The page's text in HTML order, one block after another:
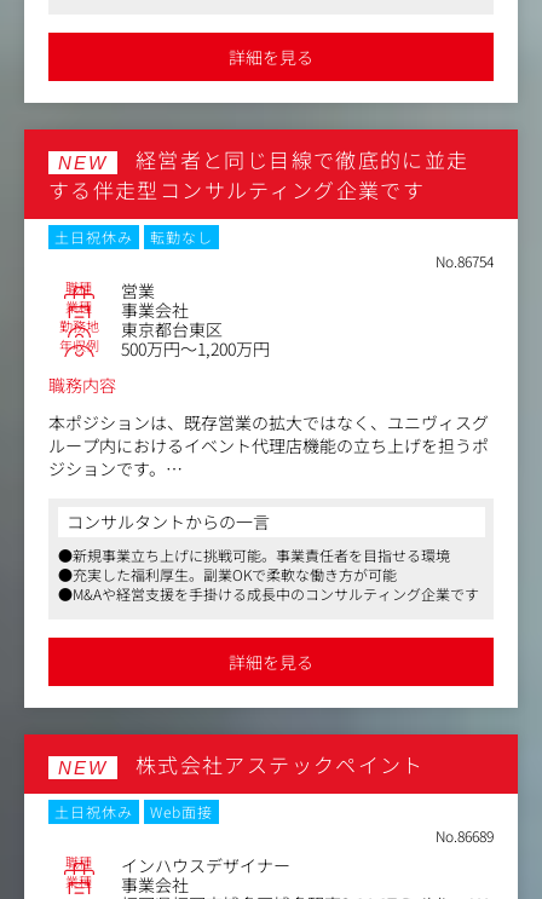
・アニメーション作品の企画立案およびビジネススキーム
・各所契約の調整（原作使用契約、制作委託契約、版権契
約など）
・宣伝戦略立案と実行
・映像販売、商品開発、イベント事業、版権許諾管理、海
外現地法人など社内各部門との連携
活躍できるポジションです
●フレックスタイム制や月8～12回の在宅勤務が可能で、柔軟な
働き方を実現。年間休日129日とワークライフバランスも充実し
ています
詳細を見る
NEW
経営者と同じ目線で徹底的に並走
する伴走型コンサルティング企業です
土日祝休み
転勤なし
No.86754
職種 営業
業種 事業会社
勤務地 東京都台東区
年収例
500万円～1,200万円
職務内容
本ポジションは、既存営業の拡大ではなく、ユニヴィスグ
ループ内におけるイベント代理店機能の立ち上げを担うポ
ジションです。
組織構築までお任せしたいと考えています。
▼仕事内容：イベントの価値を最大化する戦略的営業
・企業PRイベント、展示会、国際会議などの主催者や大手
代理店に対し、最適な空間演出の提案とリレーション構築
・新規開拓・アライアンス構築：
カンファレンスやセミナー主催企業への新規アプローチ、
銀座サクラヤのテクニカルメンバーと連携し、イベント空
間における映像・音響・照明のトータルコーディネート。
ターゲット選定からクロージングまでのプロセス設計、お
よび営業データの分析。
コンサルタントからの一言
●新規事業立ち上げに挑戦可能。事業責任者を目指せる環境
●充実した福利厚生。副業OKで柔軟な働き方が可能
●M&Aや経営支援を手掛ける成長中のコンサルティング企業です
詳細を見る
NEW 株式会社アステックペイント
土日祝休み
Web面接
No.86689
職種 インハウスデザイナー
業種 事業会社